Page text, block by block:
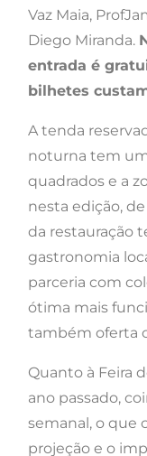
Vaz Maia,
Diego Miranda.
entrada é
bilhetes
A tenda
noturna tem
quadrados e a
nesta edição,
da restauração
gastronomia
parceria com
ótima mais
também oferta
Quanto à Feira
ano passado,
semanal, o que
projeção e o